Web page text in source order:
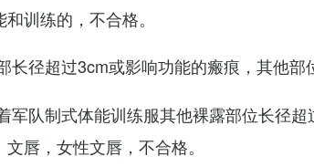
训练的，不合格。
长径超过3cm或影响功能的瘢痕，其他部
军队制式体能训练服其他裸露部位长径
唇，女性文唇，不合格。